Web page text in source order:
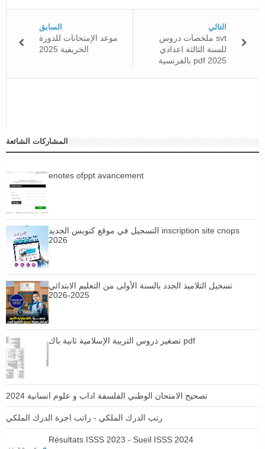
التالي
ملخصات دروس svt
للسنة الثالثة اعدادي
بالفرنسية pdf 2025
السابق
موعد الإمتحانات للدورة
الخريفية 2025
المشاركات الشائعة
enotes ofppt avancement
التسجيل في موقع كنوبس الجديد inscription site cnops
2026
تسجيل التلاميذ الجدد بالسنة الأولى من التعليم الابتدائي
2025-2026
تصغير دروس التربية الإسلامية ثانية باك pdf
تصحيح الامتحان الوطني الفلسفة اداب و علوم انسانية 2024
رتب الدرك الملكي - راتب اجرة الدرك الملكي
Résultats ISSS 2023 - Sueil ISSS 2024